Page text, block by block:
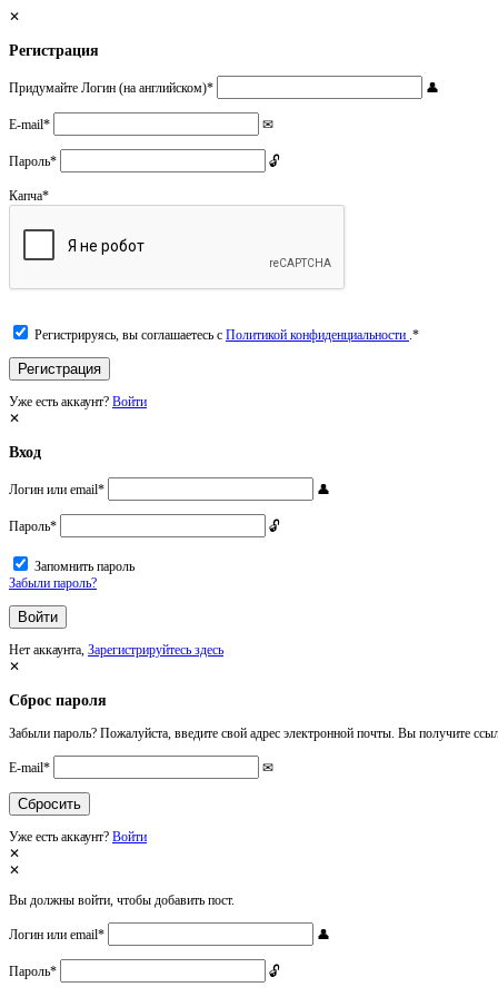
Регистрация
Придумайте Логин (на английском)*
E-mail*
Пароль*
Капча*
Регистрируясь, вы соглашаетесь с Политикой конфиденциальности .*
Уже есть аккаунт? Войти
Вход
Логин или email*
Пароль*
Запомнить пароль
Забыли пароль?
Нет аккаунта, Зарегистрируйтесь здесь
Сброс пароля
Забыли пароль? Пожалуйста, введите свой адрес электронной почты. Вы получите
E-mail*
Уже есть аккаунт? Войти
Вы должны войти, чтобы добавить пост.
Логин или email*
Пароль*